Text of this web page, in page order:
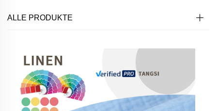
ALLE PRODUKTE